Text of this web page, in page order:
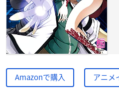
Amazonで購入 アニメ